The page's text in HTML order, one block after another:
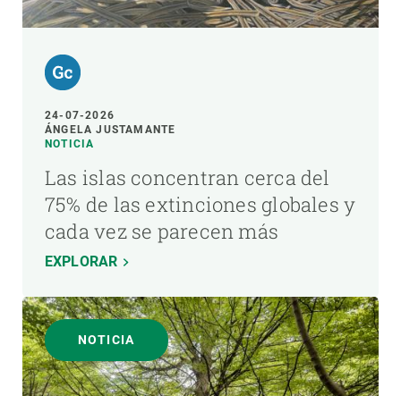
24-07-2026
ÁNGELA JUSTAMANTE
NOTICIA
Las islas concentran cerca del
75% de las extinciones globales y
cada vez se parecen más
EXPLORAR
NOTICIA